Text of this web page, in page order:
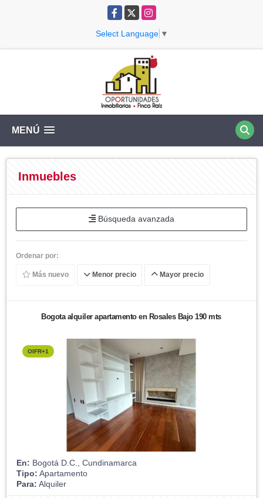
Facebook
X Instagram
Select Language ▼
MENÚ
Inmuebles
Búsqueda avanzada
Ordenar por:
Más nuevo Menor precio Mayor precio
Bogota alquiler apartamento en Rosales Bajo 190 mts
OIFR+1
En: Bogotá D.C., Cundinamarca
Tipo: Apartamento
Para: Alquiler